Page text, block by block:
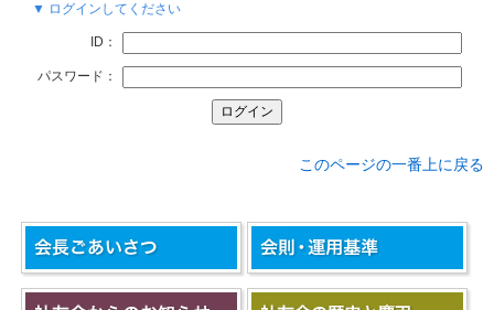
▼ ログインしてください
ID：
パスワード：
このページの一番上に戻る